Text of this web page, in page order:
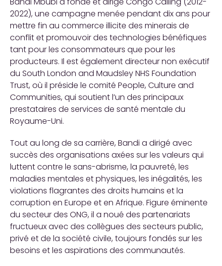
2022), une campagne menée pendant dix ans pour
mettre fin au commerce illicite des minerais de
conflit et promouvoir des technologies bénéfiques
tant pour les consommateurs que pour les
producteurs. Il est également directeur non exécutif
du South London and Maudsley NHS Foundation
Trust, où il préside le comité People, Culture and
Communities, qui soutient l’un des principaux
prestataires de services de santé mentale du
Royaume-Uni.
Tout au long de sa carrière, Bandi a dirigé avec
succès des organisations axées sur les valeurs qui
luttent contre le sans-abrisme, la pauvreté, les
maladies mentales et physiques, les inégalités, les
violations flagrantes des droits humains et la
corruption en Europe et en Afrique. Figure éminente
du secteur des ONG, il a noué des partenariats
fructueux avec des collègues des secteurs public,
privé et de la société civile, toujours fondés sur les
besoins et les aspirations des communautés.